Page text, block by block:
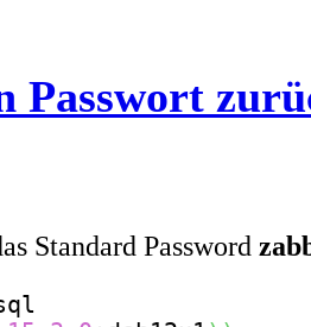
Passwort
Standard Password